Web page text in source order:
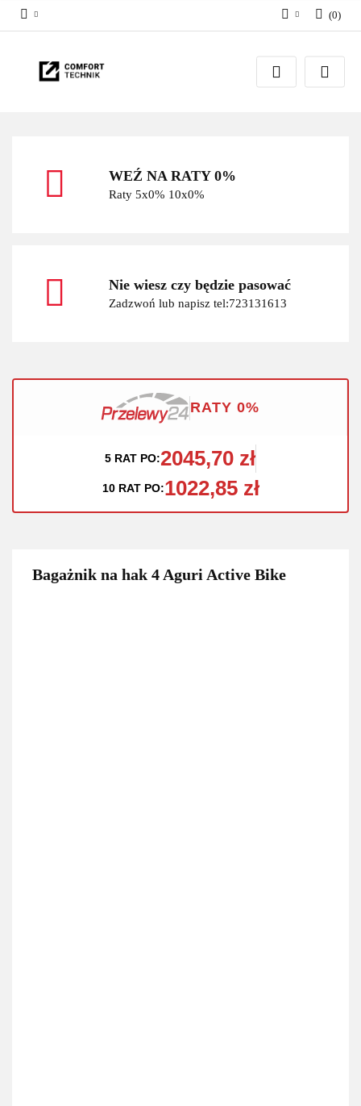
Zaloguj się
Zarejestruj się
(0)
WEŹ NA RATY 0%
Raty 5x0% 10x0%
Nie wiesz czy będzie pasować
Zadzwoń lub napisz tel:723131613
RATY 0%
5 RAT PO:2045,70 zł
10 RAT PO:1022,85 zł
Bagażnik na hak 4 Aguri Active Bike